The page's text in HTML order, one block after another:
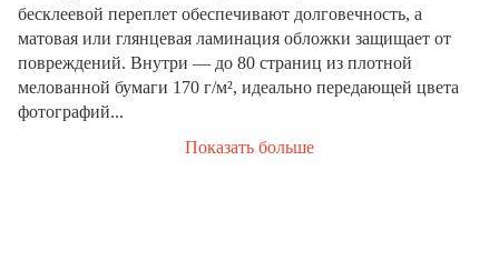
бесклеевой переплет обеспечивают долговечность, а
матовая или глянцевая ламинация обложки защищает от
повреждений. Внутри — до 80 страниц из плотной
мелованной бумаги 170 г/м², идеально передающей цвета
фотографий...
Показать больше